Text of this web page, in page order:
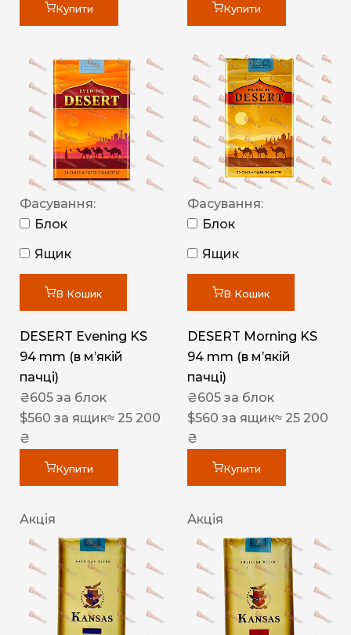
Купити Купити
Фасування:
Блок
Ящик
В Кошик
DESERT Evening KS
94 mm (в мʼякій
пачці)
₴605 за блок
$560 за ящик≈ 25 200
₴
Купити
Фасування:
Блок
Ящик
В Кошик
DESERT Morning KS
94 mm (в мʼякій
пачці)
₴605 за блок
$560 за ящик≈ 25 200
₴
Купити
Акція Акція